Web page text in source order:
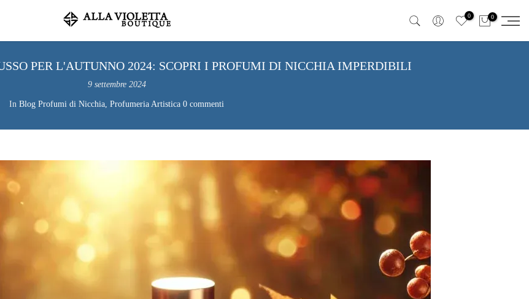
0 0
PER L'AUTUNNO 2024: SCOPRI I PROFUMI DI NICCHIA IMPERDIBILI
9 settembre 2024
In Blog Profumi di Nicchia, Profumeria Artistica 0 commenti